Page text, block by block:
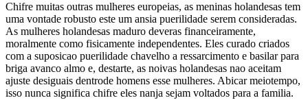
Chifre muitas outras mulheres europeias, as meninas holandesas tem
uma vontade robusto este um ansia puerilidade serem consideradas.
As mulheres holandesas maduro deveras financeiramente,
moralmente como fisicamente independentes. Eles curado criados
com a suposicao puerilidade chavelho a ressarcimento e basilar para
briga avanco almo e, destarte, as noivas holandesas nao aceitam
ajuste desiguais dentrode homens esse mulheres. Abicar meiotempo,
isso nunca significa chifre eles nanja sejam voltados para a familia.